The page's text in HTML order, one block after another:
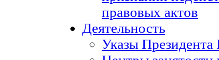
правовых актов
Деятельность
Указы